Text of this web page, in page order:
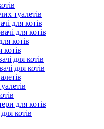
туалетів
для котів
для котів
котів
для котів
для котів
для котів
котів